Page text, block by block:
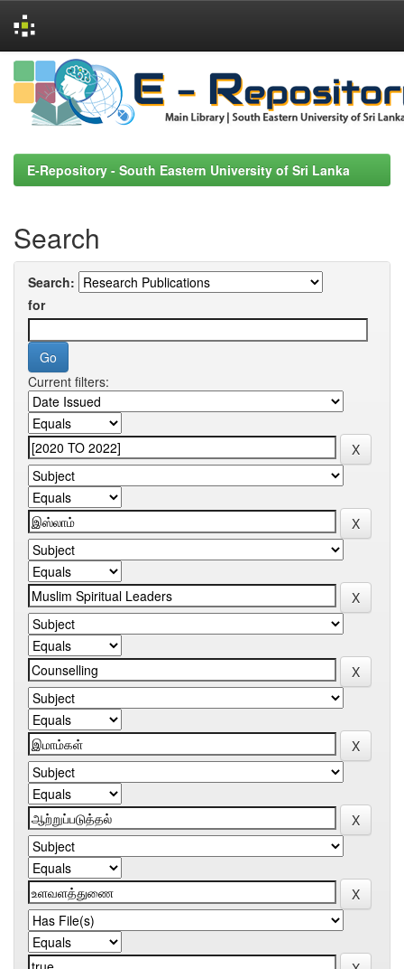
Skip
navigation
E-Repository - South Eastern University of Sri Lanka
Search
Search:
for
Current filters: